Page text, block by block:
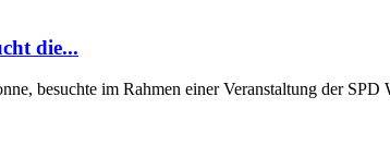
die...
besuchte im Rahmen einer Veranstaltung der